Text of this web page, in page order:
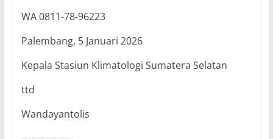
WA 0811-78-96223
Palembang, 5 Januari 2026
Kepala Stasiun Klimatologi Sumatera Selatan
ttd
Wandayantolis